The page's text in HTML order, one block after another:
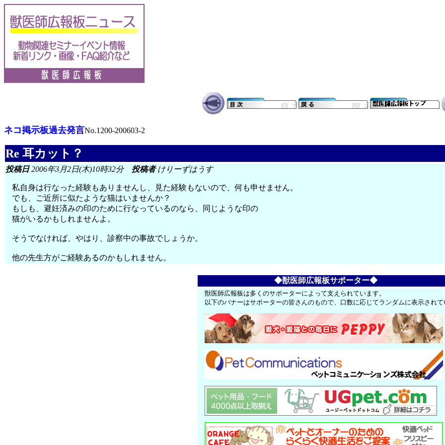
ネコ掲示板過去発言No.1200-200603-2
Re 耳カット？
投稿日2006年3月2日(木)10時32分 投稿者けりーずはうす
私自身は行なった経験もありませんし、見た経験もないので、何も申せません。
でも、ご近所に似たような猫はいませんか？
もしも、避妊済みの印のために行なっているのなら、同じような印の
猫がいるかもしれませんよ。
そうでなければ、やはり、診察中の事故でしょうか。
他の先生方がご経験あるのかもしれません。
◆獣医師広報板サポーター◆
獣医師広報板は多くのサポーターによって支えられています。
以下のバナーはサポーターの皆さんのもので、口数に応じてランダムに表示され